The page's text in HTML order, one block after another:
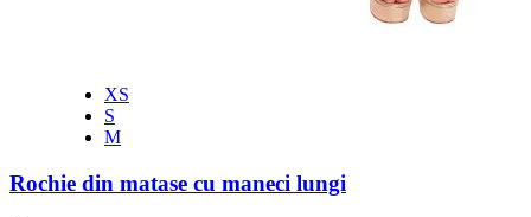
XS
S
M
Rochie din matase cu maneci lungi